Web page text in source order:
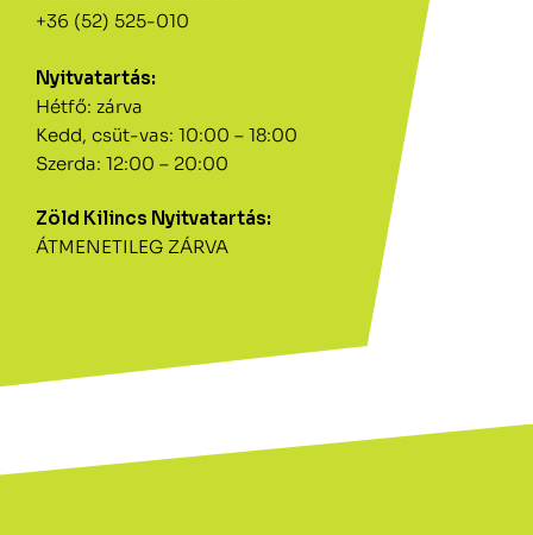
+36 (52) 525-010
Nyitvatartás:
Hétfő: zárva
Kedd, csüt-vas: 10:00 – 18:00
Szerda: 12:00 – 20:00
Zöld Kilincs Nyitvatartás:
ÁTMENETILEG ZÁRVA